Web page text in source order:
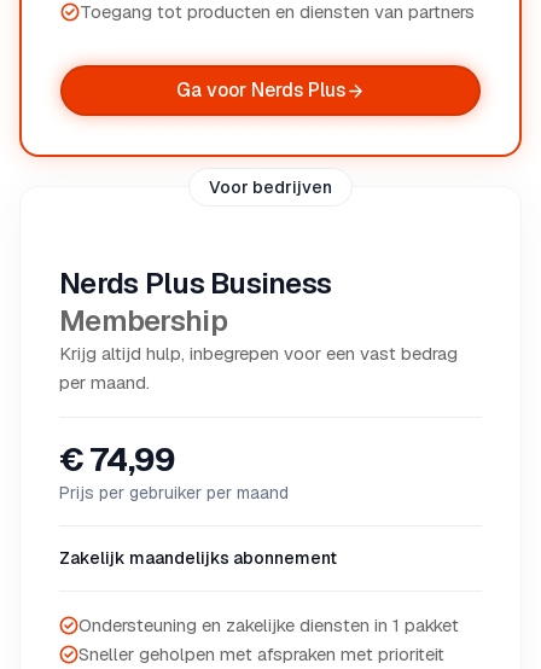
Toegang tot producten en diensten van partners
Ga voor Nerds Plus
Nerds Plus Business
Membership
Krijg altijd hulp, inbegrepen voor een vast bedrag
per maand.
€ 74,99
Prijs per gebruiker per maand
Zakelijk maandelijks abonnement
Ondersteuning en zakelijke diensten in 1 pakket
Sneller geholpen met afspraken met prioriteit
Voor bedrijven